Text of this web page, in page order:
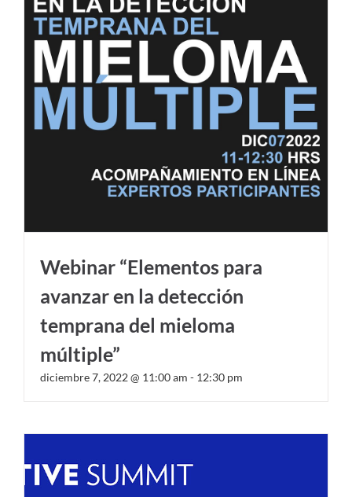
Webinar “Elementos para
avanzar en la detección
temprana del mieloma
múltiple”
diciembre 7, 2022 @ 11:00 am - 12:30 pm